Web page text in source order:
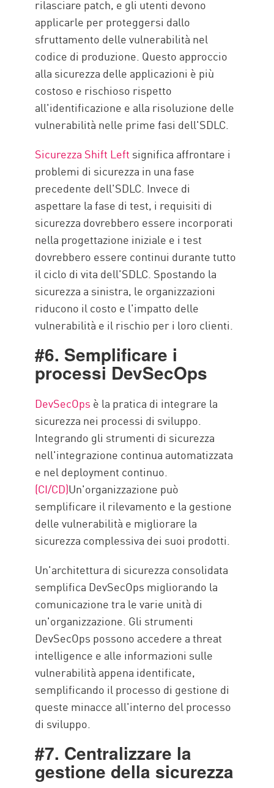
rilasciare patch, e gli utenti devono
applicarle per proteggersi dallo
sfruttamento delle vulnerabilità nel
codice di produzione. Questo approccio
alla sicurezza delle applicazioni è più
costoso e rischioso rispetto
all'identificazione e alla risoluzione delle
vulnerabilità nelle prime fasi dell'SDLC.
Sicurezza Shift Left significa affrontare i
problemi di sicurezza in una fase
precedente dell'SDLC. Invece di
aspettare la fase di test, i requisiti di
sicurezza dovrebbero essere incorporati
nella progettazione iniziale e i test
dovrebbero essere continui durante tutto
il ciclo di vita dell'SDLC. Spostando la
sicurezza a sinistra, le organizzazioni
riducono il costo e l'impatto delle
vulnerabilità e il rischio per i loro clienti.
#6. Semplificare i
processi DevSecOps
DevSecOps è la pratica di integrare la
sicurezza nei processi di sviluppo.
Integrando gli strumenti di sicurezza
nell'integrazione continua automatizzata
e nel deployment continuo.
(CI/CD)Un'organizzazione può
semplificare il rilevamento e la gestione
delle vulnerabilità e migliorare la
sicurezza complessiva dei suoi prodotti.
Un'architettura di sicurezza consolidata
semplifica DevSecOps migliorando la
comunicazione tra le varie unità di
un'organizzazione. Gli strumenti
DevSecOps possono accedere a threat
intelligence e alle informazioni sulle
vulnerabilità appena identificate,
semplificando il processo di gestione di
queste minacce all'interno del processo
di sviluppo.
#7. Centralizzare la
gestione della sicurezza